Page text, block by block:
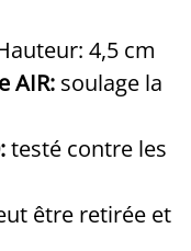
4,5 cm
AIR: soulage la
testé contre les
être retirée et